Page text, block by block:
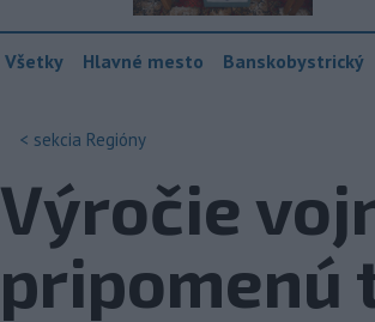
Všetky Hlavné mesto Banskobystrický
< sekcia Regióny
Výročie
pripomenú